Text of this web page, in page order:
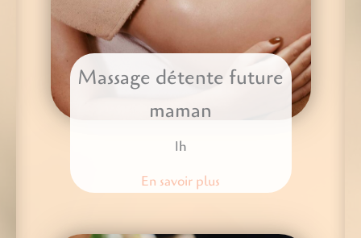
Massage détente future
maman
1h
En savoir plus